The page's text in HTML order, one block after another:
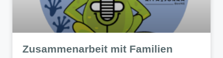
Zusammenarbeit mit Familien